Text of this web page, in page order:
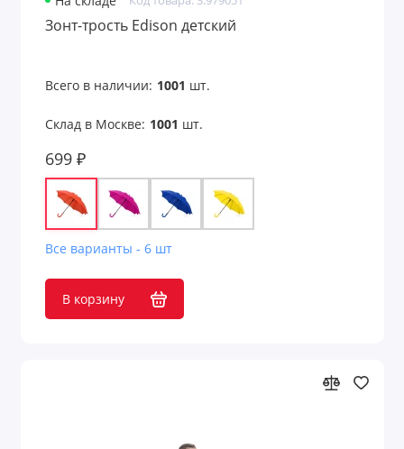
Зонт-трость Edison детский
Всего в наличии: 1001 шт.
Склад в Москве: 1001 шт.
699 ₽
Все варианты - 6 шт
В корзину